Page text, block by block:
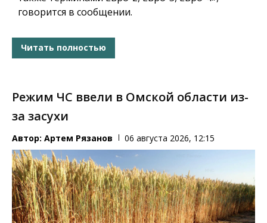
говорится в сообщении.
Читать полностью
Режим ЧС ввели в Омской области из-
за засухи
Автор: Артем Рязанов 06 августа 2026, 12:15